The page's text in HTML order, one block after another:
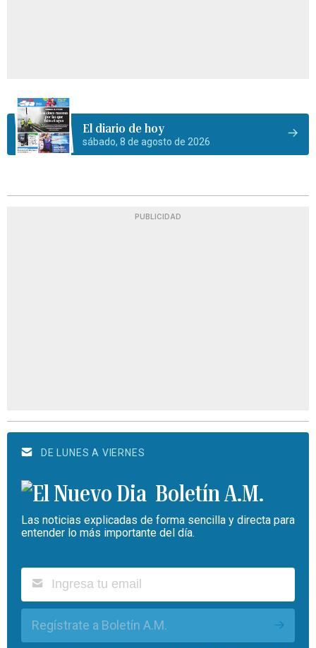
El diario de hoy
sábado, 8 de agosto de 2026
PUBLICIDAD
DE LUNES A VIERNES
Boletín A.M.
Las noticias explicadas de forma sencilla y directa para
entender lo más importante del día.
Regístrate a Boletín A.M.